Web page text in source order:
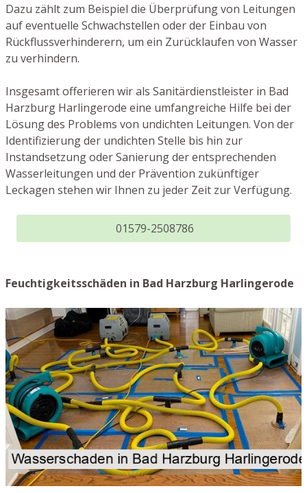
Dazu zählt zum Beispiel die Überprüfung von Leitungen
auf eventuelle Schwachstellen oder der Einbau von
Rückflussverhinderern, um ein Zurücklaufen von Wasser
zu verhindern.
Insgesamt offerieren wir als Sanitärdienstleister in Bad
Harzburg Harlingerode eine umfangreiche Hilfe bei der
Lösung des Problems von undichten Leitungen. Von der
Identifizierung der undichten Stelle bis hin zur
Instandsetzung oder Sanierung der entsprechenden
Wasserleitungen und der Prävention zukünftiger
Leckagen stehen wir Ihnen zu jeder Zeit zur Verfügung.
01579-2508786
Feuchtigkeitsschäden in Bad Harzburg Harlingerode